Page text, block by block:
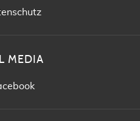
MEDIA